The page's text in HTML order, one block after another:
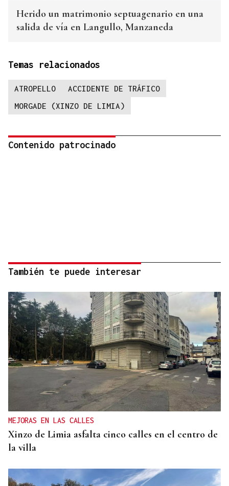
Herido un matrimonio septuagenario en una
salida de vía en Langullo, Manzaneda
Temas relacionados
ATROPELLO
ACCIDENTE DE TRÁFICO
MORGADE (XINZO DE LIMIA)
Contenido patrocinado
También te puede interesar
MEJORAS EN LAS CALLES
Xinzo de Limia asfalta cinco calles en el centro de
la villa